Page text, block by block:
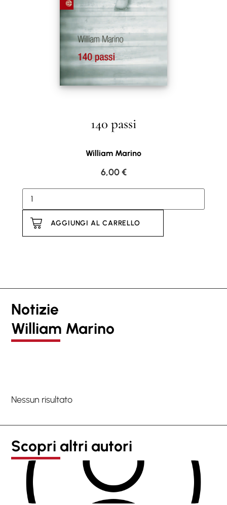
140 passi
William Marino
6,00€
AGGIUNGI AL CARRELLO
Notizie
William Marino
Nessun risultato
Scopri altri autori